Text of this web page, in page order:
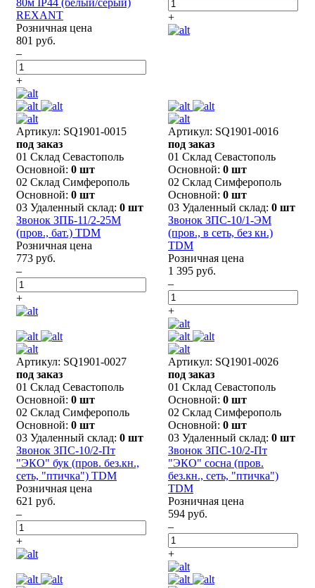
REXANT
Розничная цена
801 руб.
–
+
+
Артикул: SQ1901-0015
под заказ
01 Склад Севастополь
Основной: 0 шт
02 Склад Симферополь
Основной: 0 шт
03 Удаленный склад: 0 шт
Звонок ЗПБ-11/2-25М
(пров., бат.) TDM
Розничная цена
773 руб.
–
+
Артикул: SQ1901-0016
под заказ
01 Склад Севастополь
Основной: 0 шт
02 Склад Симферополь
Основной: 0 шт
03 Удаленный склад: 0 шт
Звонок ЗПС-10/1-ЭМ
(пров., в сеть, без кн.)
TDM
Розничная цена
1 395 руб.
–
+
Артикул: SQ1901-0027
под заказ
01 Склад Севастополь
Основной: 0 шт
02 Склад Симферополь
Основной: 0 шт
03 Удаленный склад: 0 шт
Звонок ЗПС-10/2-Пт
"ЭКО" бук (пров. без.кн.,
сеть, "птичка") TDM
Розничная цена
621 руб.
–
+
Артикул: SQ1901-0026
под заказ
01 Склад Севастополь
Основной: 0 шт
02 Склад Симферополь
Основной: 0 шт
03 Удаленный склад: 0 шт
Звонок ЗПС-10/2-Пт
"ЭКО" сосна (пров.
без.кн., сеть, "птичка")
TDM
Розничная цена
594 руб.
–
+